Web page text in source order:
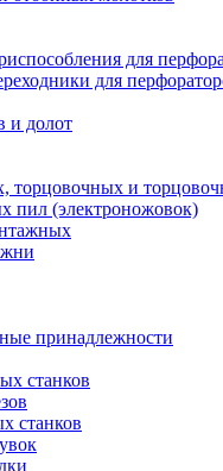
для
для
и долот
торцовочных и
пил (электроножовок)
принадлежности
станков
станков